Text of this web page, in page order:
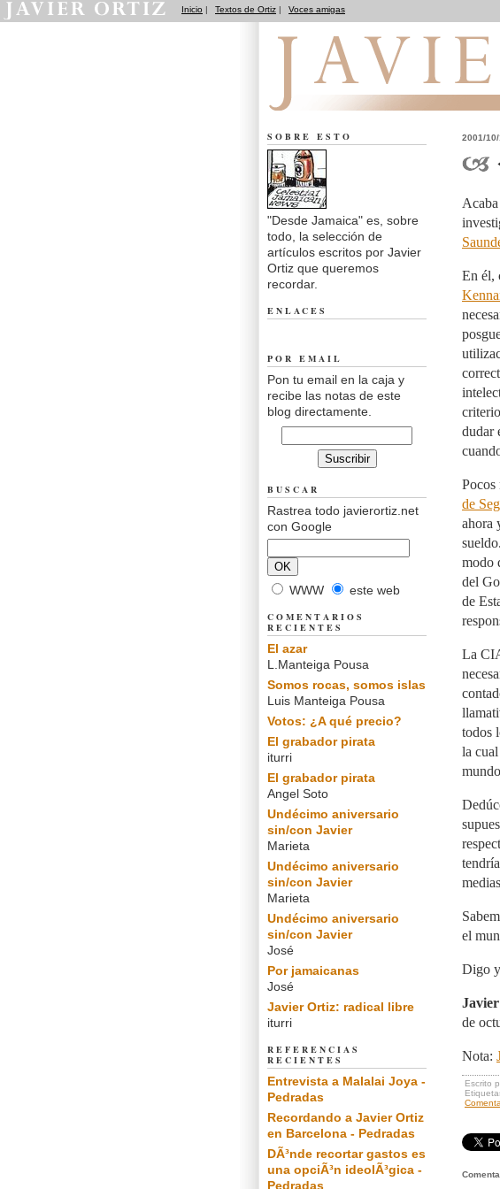
Inicio | Textos de Ortiz | Voces amigas
2001/
En él,
dudar
Pocos
de
ahora
modo
del
de
La
todos
la
el
Digo
de
Nota:
Escrito
SOBRE ESTO
"Desde Jamaica" es, sobre
todo, la selección de
artículos escritos por Javier
Ortiz que queremos
recordar.
ENLACES
POR EMAIL
Pon tu email en la caja y
recibe las notas de este
blog directamente.
BUSCAR
Rastrea todo javierortiz.net
con Google
WWW este web
COMENTARIOS
RECIENTES
El azar
L.Manteiga Pousa
Somos rocas, somos islas
Luis Manteiga Pousa
Votos: ¿A qué precio?
El grabador pirata
iturri
El grabador pirata
Angel Soto
Undécimo aniversario
sin/con Javier
Marieta
Undécimo aniversario
sin/con Javier
Marieta
Undécimo aniversario
sin/con Javier
José
Por jamaicanas
José
Javier Ortiz: radical libre
iturri
REFERENCIAS
RECIENTES
Entrevista a Malalai Joya -
Pedradas
Recordando a Javier Ortiz
en Barcelona - Pedradas
DÃ³nde recortar gastos es
una opciÃ³n ideolÃ³gica -
Pedradas